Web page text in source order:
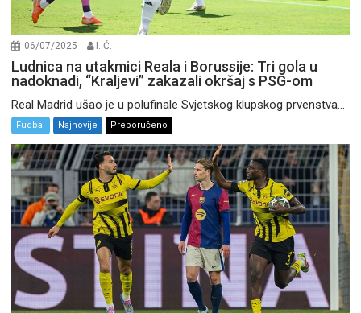
06/07/2025 I. Ć.
Ludnica na utakmici Reala i Borussije: Tri gola u
nadoknadi, “Kraljevi” zakazali okršaj s PSG-om
Real Madrid ušao je u polufinale Svjetskog klupskog prvenstva...
Fudbal Najnovije Preporučeno